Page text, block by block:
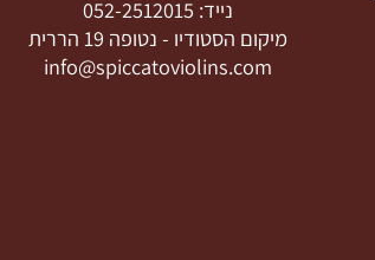
ספיקטו בהנהלת גל שחר
משרד:04-6085655